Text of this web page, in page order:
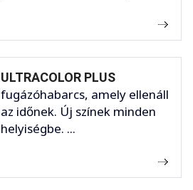
ULTRACOLOR PLUS
fugázóhabarcs, amely ellenáll
az időnek. Új színek minden
helyiségbe. ...